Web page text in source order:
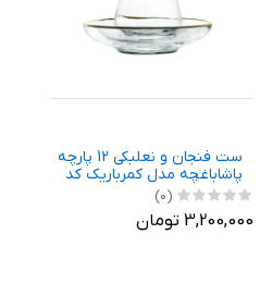
ست فنجان و نعلبکی 12 پارچه
پاشاباغچه مدل کمرباریک کد
97177
(0)
3,200,000 تومان